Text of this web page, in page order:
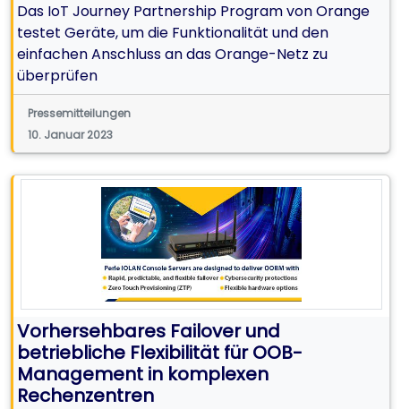
Das IoT Journey Partnership Program von Orange
testet Geräte, um die Funktionalität und den
einfachen Anschluss an das Orange-Netz zu
überprüfen
Pressemitteilungen
10. Januar 2023
Vorhersehbares Failover und
betriebliche Flexibilität für OOB-
Management in komplexen
Rechenzentren